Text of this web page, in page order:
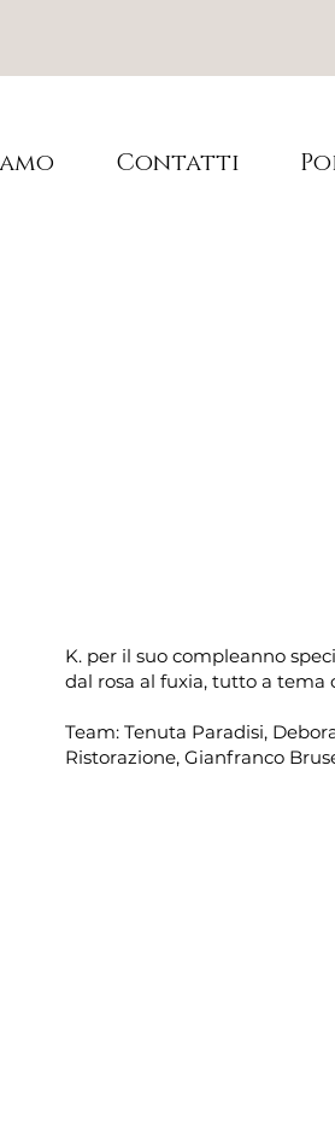
Contatti
K. per il suo compleanno
dal rosa al fuxia, tutto a tema
Team: Tenuta Paradisi,
Ristorazione, Gianfranco